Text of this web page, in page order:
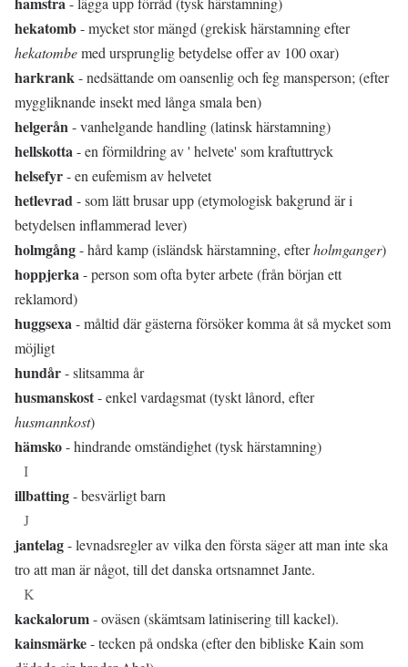
hekatomb- mycket stor mängd (grekisk härstamning efter
hekatombemed ursprunglig betydelse offer av 100 oxar)
harkrank- nedsättande om oansenlig och feg mansperson; (efter
myggliknande insekt med långa smala ben)
helgerån- vanhelgande handling (latinsk härstamning)
hellskotta- en förmildring av ' helvete' som kraftuttryck
helsefyr- en eufemism av helvetet
hetlevrad- som lätt brusar upp (etymologisk bakgrund är i
betydelsen inflammerad lever)
holmgång- hård kamp (isländsk härstamning, efterholmganger)
hoppjerka- person som ofta byter arbete (från början ett
reklamord)
huggsexa- måltid där gästerna försöker komma åt så mycket som
möjligt
hundår- slitsamma år
husmanskost- enkel vardagsmat (tyskt lånord, efter
husmannkost)
hämsko- hindrande omständighet (tysk härstamning)
I
illbatting- besvärligt barn
J
jantelag- levnadsregler av vilka den första säger att man inte ska
tro att man är något, till det danska ortsnamnet Jante.
K
kackalorum- oväsen (skämtsam latinisering till kackel).
kainsmärke- tecken på ondska (efter den bibliske Kain som